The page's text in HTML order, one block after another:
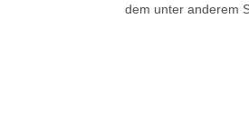
dem unter anderem